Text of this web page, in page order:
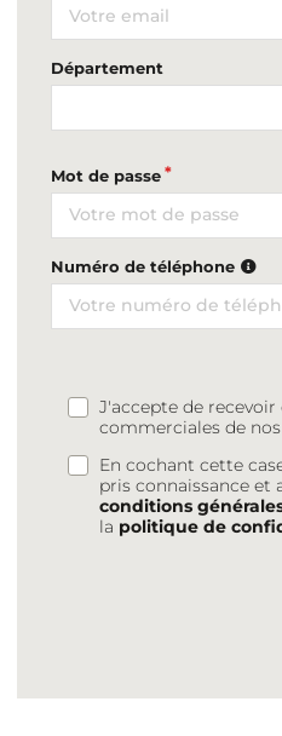
Département
Mot de passe
Numéro de téléphone
J'accepte de
commerciales de
En cochant cette
pris connaissance et
conditions
la politique de